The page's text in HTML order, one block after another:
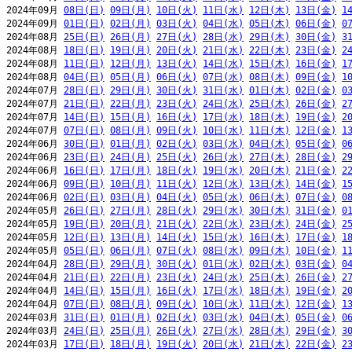
2024年09月 08日(日) 09日(月) 10日(火) 11日(水) 12日(木) 13日(金)
2024年09月 01日(日) 02日(月) 03日(火) 04日(水) 05日(木) 06日(金)
2024年08月 25日(日) 26日(月) 27日(火) 28日(水) 29日(木) 30日(金)
2024年08月 18日(日) 19日(月) 20日(火) 21日(水) 22日(木) 23日(金)
2024年08月 11日(日) 12日(月) 13日(火) 14日(水) 15日(木) 16日(金)
2024年08月 04日(日) 05日(月) 06日(火) 07日(水) 08日(木) 09日(金)
2024年07月 28日(日) 29日(月) 30日(火) 31日(水) 01日(木) 02日(金)
2024年07月 21日(日) 22日(月) 23日(火) 24日(水) 25日(木) 26日(金)
2024年07月 14日(日) 15日(月) 16日(火) 17日(水) 18日(木) 19日(金)
2024年07月 07日(日) 08日(月) 09日(火) 10日(水) 11日(木) 12日(金)
2024年06月 30日(日) 01日(月) 02日(火) 03日(水) 04日(木) 05日(金)
2024年06月 23日(日) 24日(月) 25日(火) 26日(水) 27日(木) 28日(金)
2024年06月 16日(日) 17日(月) 18日(火) 19日(水) 20日(木) 21日(金)
2024年06月 09日(日) 10日(月) 11日(火) 12日(水) 13日(木) 14日(金)
2024年06月 02日(日) 03日(月) 04日(火) 05日(水) 06日(木) 07日(金)
2024年05月 26日(日) 27日(月) 28日(火) 29日(水) 30日(木) 31日(金)
2024年05月 19日(日) 20日(月) 21日(火) 22日(水) 23日(木) 24日(金)
2024年05月 12日(日) 13日(月) 14日(火) 15日(水) 16日(木) 17日(金)
2024年05月 05日(日) 06日(月) 07日(火) 08日(水) 09日(木) 10日(金)
2024年04月 28日(日) 29日(月) 30日(火) 01日(水) 02日(木) 03日(金)
2024年04月 21日(日) 22日(月) 23日(火) 24日(水) 25日(木) 26日(金)
2024年04月 14日(日) 15日(月) 16日(火) 17日(水) 18日(木) 19日(金)
2024年04月 07日(日) 08日(月) 09日(火) 10日(水) 11日(木) 12日(金)
2024年03月 31日(日) 01日(月) 02日(火) 03日(水) 04日(木) 05日(金)
2024年03月 24日(日) 25日(月) 26日(火) 27日(水) 28日(木) 29日(金)
2024年03月 17日(日) 18日(月) 19日(火) 20日(水) 21日(木) 22日(金)